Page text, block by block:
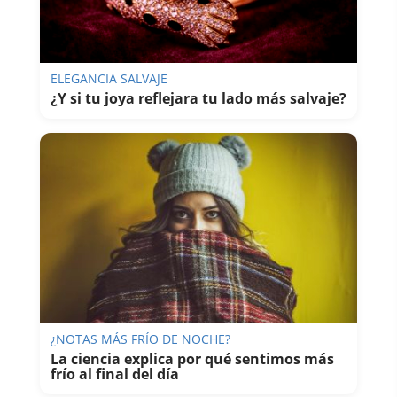
ELEGANCIA SALVAJE
¿Y si tu joya reflejara tu lado más salvaje?
¿NOTAS MÁS FRÍO DE NOCHE?
La ciencia explica por qué sentimos más
frío al final del día